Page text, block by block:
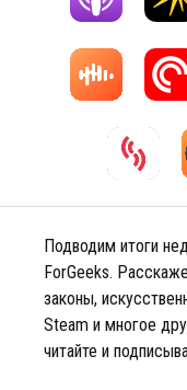
Подводим итоги
ForGeeks.
законы,
Steam и многое
читайте и